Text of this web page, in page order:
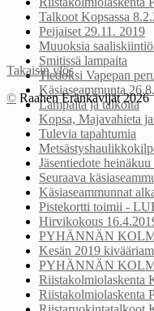
Talkoot Kopsassa
Peijaiset 29.11. 2019
Muuoksia
Smitissä lampaita
Tiedoksi Vapepan
Käsiaseammunta
Lampaita ja talkoita
Kopsa, Majavahieta
Tulevia tapahtumia
Jäsentiedote
Seuraava
Käsiaseammunnat
Pistekortti toimii -
Hirvikokous
PYHÄNNÄN
Kesän 2019
PYHÄNNÄN
Riistakolmiolaskenta
Riistakolmiolaskenta
Takaisin ylös
© Raahen Eränkävijät 2026